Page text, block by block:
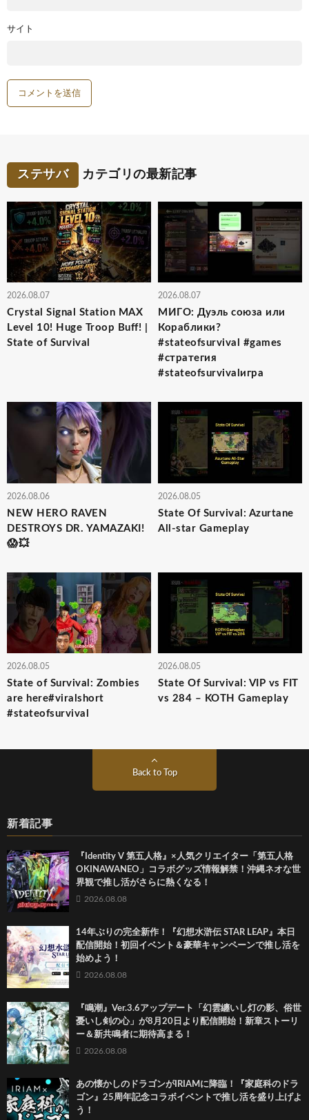
サイト
ステサバ カテゴリの最新記事
2026.08.07
Crystal Signal Station MAX
Level 10! Huge Troop Buff! |
State of Survival
2026.08.07
МИГО: Дуэль союза или
Кораблики?
#stateofsurvival #games
#стратегия
#stateofsurvivalигра
2026.08.06
NEW HERO RAVEN
DESTROYS DR. YAMAZAKI!
😱💥
2026.08.05
State Of Survival: Azurtane
All-star Gameplay
2026.08.05
State of Survival: Zombies
are here#viralshort
#stateofsurvival
2026.08.05
State Of Survival: VIP vs FIT
vs 284 – KOTH Gameplay
Back to Top
新着記事
『Identity V 第五人格』×人気クリエイター「第五人格
OKINAWANEO」コラボグッズ情報解禁！沖縄ネオな世
界観で推し活がさらに熱くなる！
2026.08.08
14年ぶりの完全新作！『幻想水滸伝 STAR LEAP』本日
配信開始！初回イベント＆豪華キャンペーンで推し活を
始めよう！
2026.08.08
『鳴潮』Ver.3.6アップデート「幻雲纏いし灯の影、俗世
憂いし剣の心」が8月20日より配信開始！新章ストーリ
ー＆新共鳴者に期待高まる！
2026.08.08
あの懐かしのドラゴンがIRIAMに降臨！『家庭科のドラ
ゴン』25周年記念コラボイベントで推し活を盛り上げよ
う！